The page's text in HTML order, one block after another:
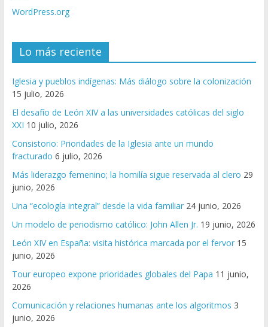
WordPress.org
Lo más reciente
Iglesia y pueblos indígenas: Más diálogo sobre la colonización
15 julio, 2026
El desafío de León XIV a las universidades católicas del siglo
XXI 10 julio, 2026
Consistorio: Prioridades de la Iglesia ante un mundo
fracturado 6 julio, 2026
Más liderazgo femenino; la homilía sigue reservada al clero 29
junio, 2026
Una “ecología integral” desde la vida familiar 24 junio, 2026
Un modelo de periodismo católico: John Allen Jr. 19 junio, 2026
León XIV en España: visita histórica marcada por el fervor 15
junio, 2026
Tour europeo expone prioridades globales del Papa 11 junio,
2026
Comunicación y relaciones humanas ante los algoritmos 3
junio, 2026